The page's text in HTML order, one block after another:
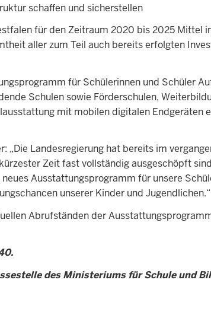
schaffen und sicherstellen
für den Zeitraum 2020 bis 2025 Mittel
aller zum Teil auch bereits erfolgten
für Schülerinnen und Schüler
Schulen sowie Förderschulen,
mit mobilen digitalen Endgeräten
Landesregierung hat bereits im
Zeit fast vollständig ausgeschöpft
Ausstattungsprogramm für unsere
unserer Kinder und Jugendlichen.“
Abrufständen der
des Ministeriums für Schule und